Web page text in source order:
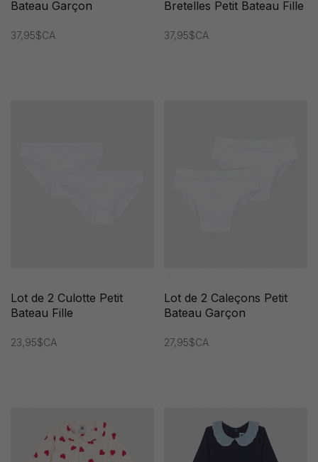
Bateau Garçon
37,95$CA
Bretelles Petit Bateau Fille
37,95$CA
Lot de 2 Culotte Petit
Bateau Fille
23,95$CA
Lot de 2 Caleçons Petit
Bateau Garçon
27,95$CA